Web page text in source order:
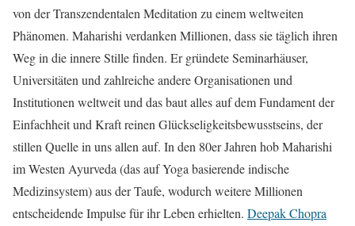
von der Transzendentalen Meditation zu einem weltweiten
Phänomen. Maharishi verdanken Millionen, dass sie täglich ihren
Weg in die innere Stille finden. Er gründete Seminarhäuser,
Universitäten und zahlreiche andere Organisationen und
Institutionen weltweit und das baut alles auf dem Fundament der
Einfachheit und Kraft reinen Glückseligkeitsbewusstseins, der
stillen Quelle in uns allen auf. In den 80er Jahren hob Maharishi
im Westen Ayurveda (das auf Yoga basierende indische
Medizinsystem) aus der Taufe, wodurch weitere Millionen
entscheidende Impulse für ihr Leben erhielten. Deepak Chopra